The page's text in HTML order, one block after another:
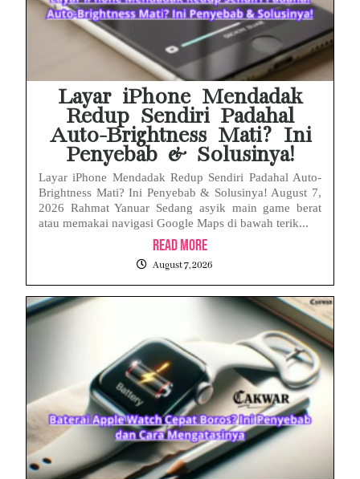
Layar iPhone Mendadak
Redup Sendiri Padahal
Auto-Brightness Mati? Ini
Penyebab & Solusinya!
Layar iPhone Mendadak Redup Sendiri Padahal Auto-
Brightness Mati? Ini Penyebab & Solusinya! August 7,
2026 Rahmat Yanuar Sedang asyik main game berat
atau memakai navigasi Google Maps di bawah terik...
Read More
August 7, 2026